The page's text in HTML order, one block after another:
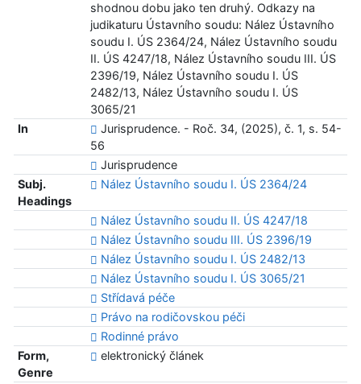
shodnou dobu jako ten druhý. Odkazy na
judikaturu Ústavního soudu: Nález Ústavního
soudu I. ÚS 2364/24, Nález Ústavního soudu
II. ÚS 4247/18, Nález Ústavního soudu III. ÚS
2396/19, Nález Ústavního soudu I. ÚS
2482/13, Nález Ústavního soudu I. ÚS
3065/21
In
Jurisprudence. - Roč. 34, (2025), č. 1, s. 54-
56
Jurisprudence
Subj.
Headings
Nález Ústavního soudu I. ÚS 2364/24
Nález Ústavního soudu II. ÚS 4247/18
Nález Ústavního soudu III. ÚS 2396/19
Nález Ústavního soudu I. ÚS 2482/13
Nález Ústavního soudu I. ÚS 3065/21
Střídavá péče
Právo na rodičovskou péči
Rodinné právo
Form,
Genre
elektronický článek